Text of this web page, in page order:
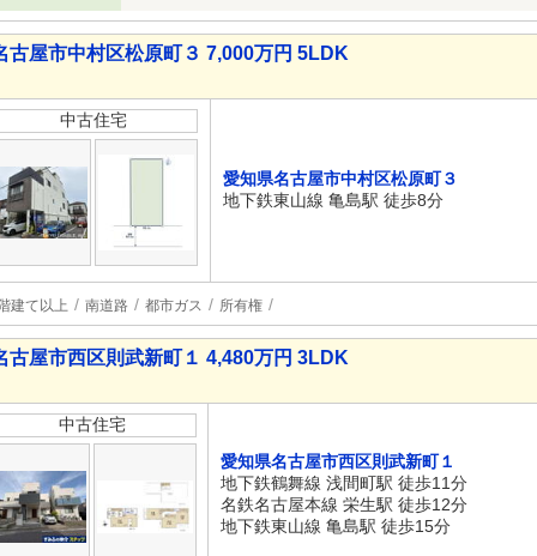
古屋市中村区松原町３ 7,000万円 5LDK
中古住宅
愛知県名古屋市中村区松原町３
地下鉄東山線 亀島駅 徒歩8分
建て以上 南道路 都市ガス 所有権
古屋市西区則武新町１ 4,480万円 3LDK
中古住宅
愛知県名古屋市西区則武新町１
地下鉄鶴舞線 浅間町駅 徒歩11分
名鉄名古屋本線 栄生駅 徒歩12分
地下鉄東山線 亀島駅 徒歩15分